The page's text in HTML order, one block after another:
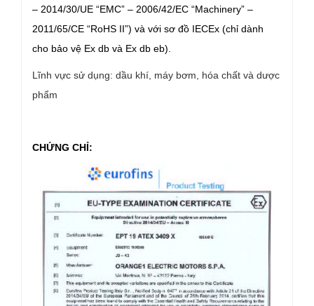
– 2014/30/UE “EMC” – 2006/42/EC “Machinery” –
2011/65/CE “RoHS II”) và với sơ đồ IECEx (chỉ dành
cho bảo vệ Ex db và Ex db eb).
Lĩnh vực sử dụng: dầu khí, máy bơm, hóa chất và dược
phẩm
CHỨNG CHỈ: